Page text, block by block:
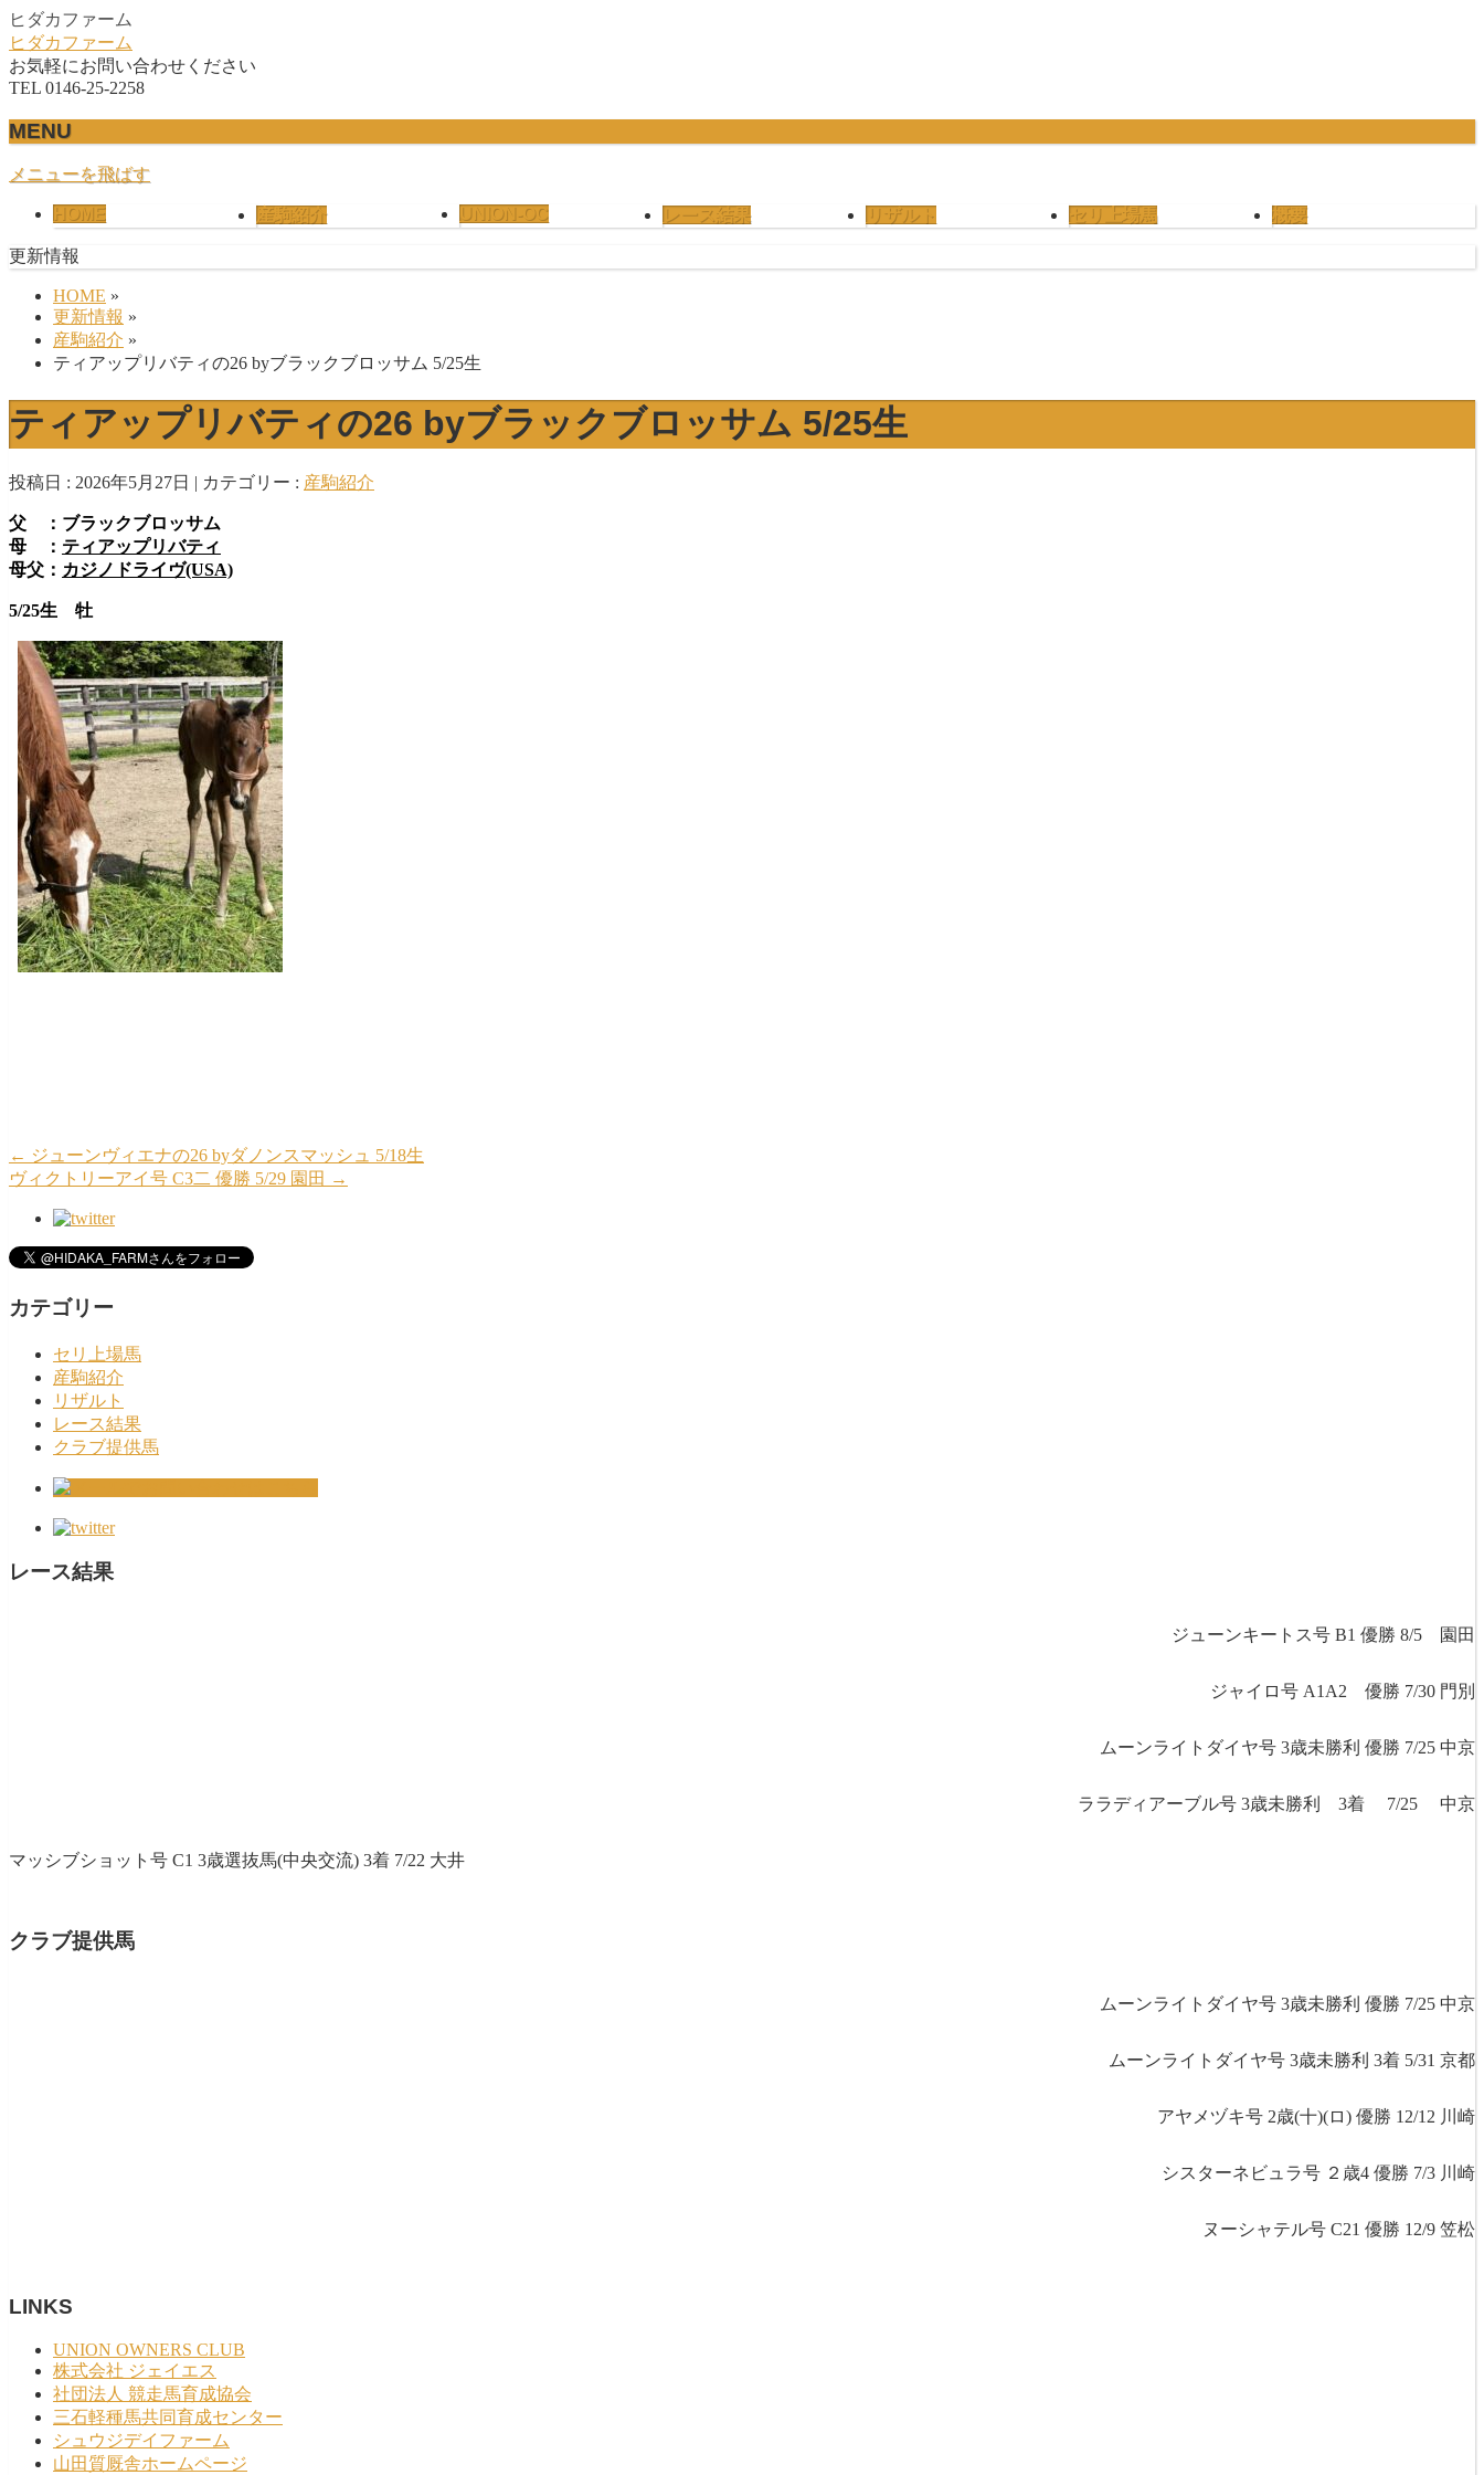
ヒダカファーム
ヒダカファーム
お気軽にお問い合わせください
TEL 0146-25-2258
MENU
メニューを飛ばす
HOME 産駒紹介 UNION-OC レース結果 リザルト セリ上場馬 概要
更新情報
HOME »
更新情報 »
産駒紹介 »
ティアップリバティの26 byブラックブロッサム 5/25生
ティアップリバティの26 byブラックブロッサム 5/25生
投稿日 : 2026年5月27日 カテゴリー : 産駒紹介
父 ：ブラックブロッサム
母 ： ティアップリバティ
母父： カジノドライヴ(USA)
5/25生 牡
← ジューンヴィエナの26 byダノンスマッシュ 5/18生
ヴィクトリーアイ号 C3二 優勝 5/29 園田 →
カテゴリー
セリ上場馬
産駒紹介
リザルト
レース結果
クラブ提供馬
レース結果
ジューンキートス号 B1 優勝 8/5 園田
ジャイロ号 A1A2 優勝 7/30 門別
ムーンライトダイヤ号 3歳未勝利 優勝 7/25 中京
ララディアーブル号 3歳未勝利 3着 7/25 中京
マッシブショット号 C1 3歳選抜馬(中央交流) 3着 7/22 大井
クラブ提供馬
ムーンライトダイヤ号 3歳未勝利 優勝 7/25 中京
ムーンライトダイヤ号 3歳未勝利 3着 5/31 京都
アヤメヅキ号 2歳(十)(ロ) 優勝 12/12 川崎
シスターネビュラ号 ２歳4 優勝 7/3 川崎
ヌーシャテル号 C21 優勝 12/9 笠松
LINKS
UNION OWNERS CLUB
株式会社 ジェイエス
社団法人 競走馬育成協会
三石軽種馬共同育成センター
シュウジデイファーム
山田質厩舎ホームページ